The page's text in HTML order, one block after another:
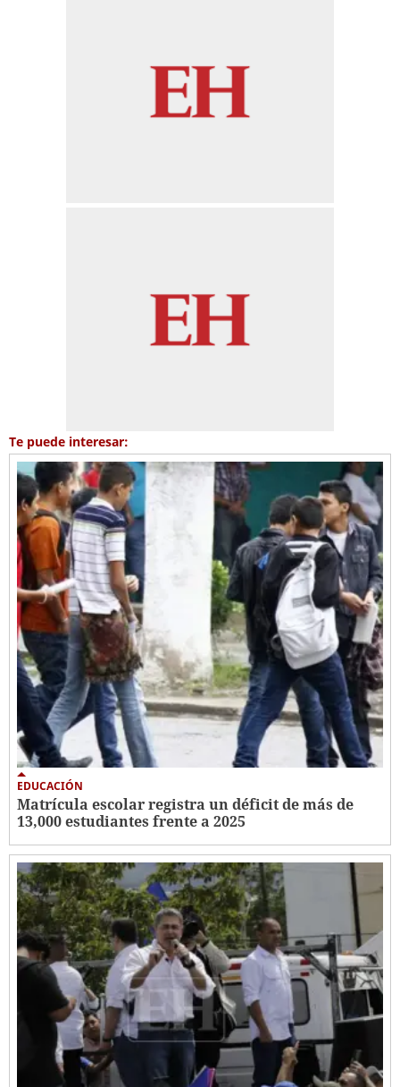
Te puede interesar:
EDUCACIÓN
Matrícula escolar registra un déficit de más de
13,000 estudiantes frente a 2025